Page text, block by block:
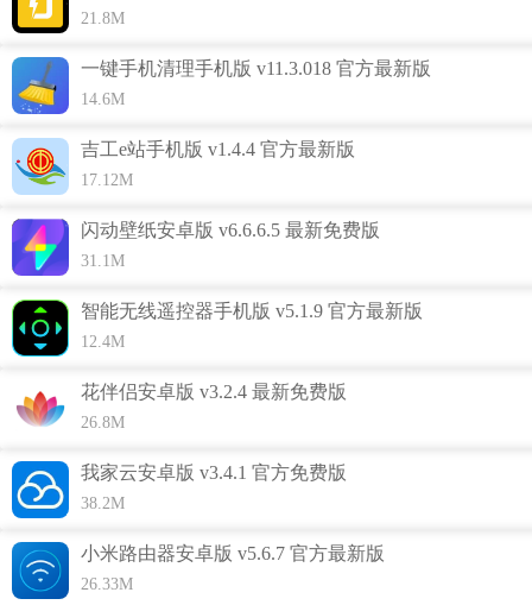
睡眠大师功能介绍
1、与智能枕头联用为你提供最舒适的睡眠
2、实时监控你的睡眠情况
21.8M
一键手机清理手机版 v11.3.018 官方最新版
14.6M
吉工e站手机版 v1.4.4 官方最新版
17.12M
闪动壁纸安卓版 v6.6.6.5 最新免费版
31.1M
智能无线遥控器手机版 v5.1.9 官方最新版
12.4M
花伴侣安卓版 v3.2.4 最新免费版
26.8M
我家云安卓版 v3.4.1 官方免费版
38.2M
小米路由器安卓版 v5.6.7 官方最新版
26.33M